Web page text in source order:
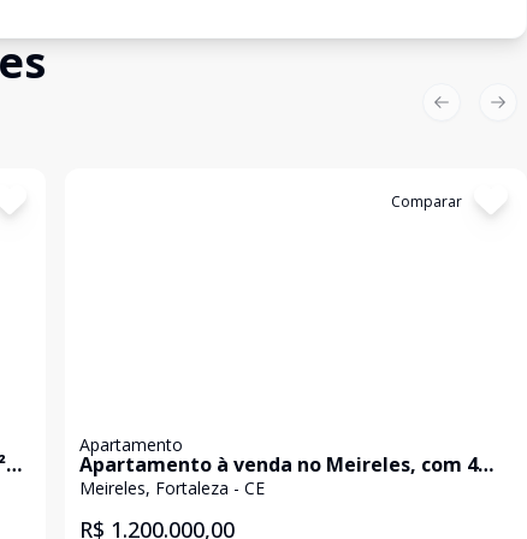
Comparar
Apartamento
Apartamento à venda no Meireles, com 4
suítes, sala ampla, DCE, e vagas e com lazer
Meireles, Fortaleza - CE
R$ 1.200.000,00
Previous